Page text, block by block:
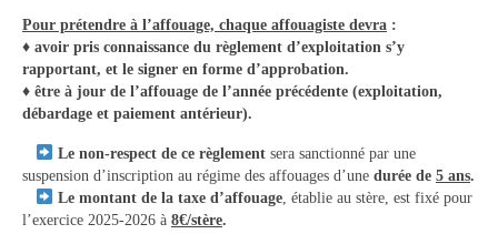
Pour prétendre à l’affouage, chaque affouagiste devra :
♦ avoir pris connaissance du règlement d’exploitation s’y
rapportant, et le signer en forme d’approbation.
♦ être à jour de l’affouage de l’année précédente (exploitation,
débardage et paiement antérieur).
Le non-respect de ce règlement sera sanctionné par une
suspension d’inscription au régime des affouages d’une durée de 5 ans.
Le montant de la taxe d’affouage, établie au stère, est fixé pour
l’exercice 2025-2026 à 8€/stère.